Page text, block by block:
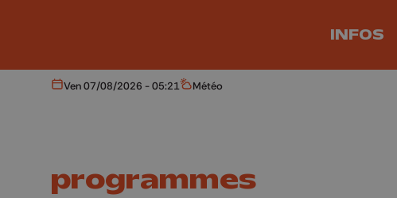
INFOS
Aujourd'hui
Ven 07/08/2026 - 05:21 Météo
Météo
programmes